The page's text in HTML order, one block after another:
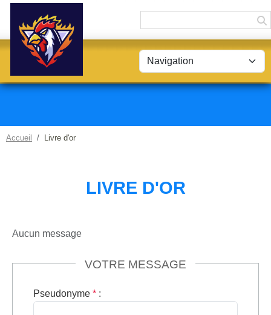
Accueil Livre d'or
LIVRE D'OR
Aucun message
VOTRE MESSAGE
Pseudonyme * :